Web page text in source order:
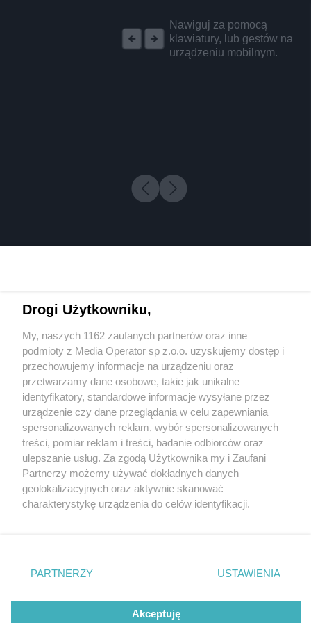
Nawiguj za pomocą
klawiatury, lub gestów na
urządzeniu mobilnym.
4 / 0
Wydawca mediów lokalnych
Nie zapomnij
zapoznać się z:
polityką prywatności regulamin korzystania z portali
Twojemiasto
Piekary Śląskie
Chorzów
Tarnowskie Góry
Gliwice
Skontakuj sięz nami
Kontakt
Wydawca
Redakcja
Drogi Użytkowniku,
My, naszych 1162 zaufanych partnerów oraz inne
podmioty z Media Operator sp z.o.o. uzyskujemy dostęp i
przechowujemy informacje na urządzeniu oraz
przetwarzamy dane osobowe, takie jak unikalne
identyfikatory, standardowe informacje wysyłane przez
urządzenie czy dane przeglądania w celu zapewniania
spersonalizowanych reklam, wybór spersonalizowanych
treści, pomiar reklam i treści, badanie odbiorców oraz
ulepszanie usług. Za zgodą Użytkownika my i Zaufani
Partnerzy możemy używać dokładnych danych
geolokalizacyjnych oraz aktywnie skanować
charakterystykę urządzenia do celów identyfikacji.
zmienić/wycofać klikając przycisk ustawień prywatności
znajdujący się w lewym dolnym rogu strony
rodzaje przetwarzania danych nie wymagają zgody
użytkownika, ale masz prawo sprzeciwić się takiemu
PARTNERZY USTAWIENIA
Akceptuję